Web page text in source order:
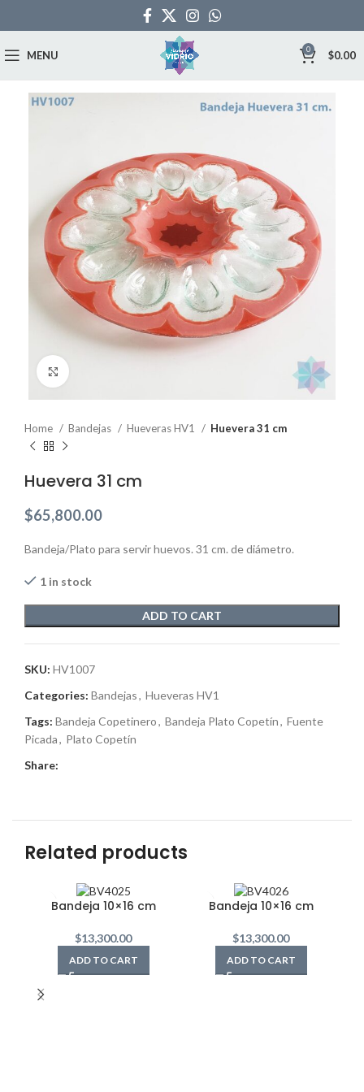
MENU 0 $0.00
Home Bandejas Hueveras HV1 Huevera 31 cm
Huevera 31 cm
$65,800.00
Bandeja/Plato para servir huevos. 31 cm. de diámetro.
1 in stock
ADD TO CART
SKU: HV1007
Categories: Bandejas, Hueveras HV1
Tags: Bandeja Copetinero, Bandeja Plato Copetín, Fuente
Picada, Plato Copetín
Share:
Related products
Bandeja 10×16 cm
$13,300.00
ADD TO CART
Bandeja 10×16 cm
$13,300.00
ADD TO CART